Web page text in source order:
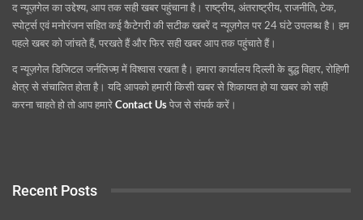
द न्यूज़गेल का उद्देश्य, आप तक सही खबर पहुंचाना है। राष्ट्रीय, अंतराष्ट्रीय, राजनीति, टेक,
स्पोर्ट्स एवं मनोरंजन सहित कई कैटेगरी की सटीक खबरें द न्यूज़गेल पर 24 घंटे उपलब्ध है। हम
पहले खबर को जांचते हैं, परखते हैं और फिर सही खबर आप तक पहुंचाते हैं।
द न्यूज़गेल डिजिटल जर्नलिज्म़ में विश्वास रखता है। हमारा कार्यालय दिल्ली के बुद्ध विहार, रोहिणी
क्षेत्र से संचालित होता है। यदि आपको हमारी किसी खबर से शिकायत हो या खबर को सही
करना चाहते हो तो आप हमारेContact Usपेज से संपर्क करें।
Recent Posts